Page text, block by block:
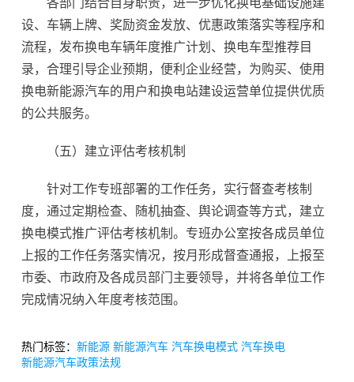
设、车辆上牌、奖励资金发放、优惠政策落实等程序和
流程，发布换电车辆年度推广计划、换电车型推荐目
录，合理引导企业预期，便利企业经营，为购买、使用
换电新能源汽车的用户和换电站建设运营单位提供优质
的公共服务。
（五）建立评估考核机制
针对工作专班部署的工作任务，实行督查考核制
度，通过定期检查、随机抽查、舆论调查等方式，建立
换电模式推广评估考核机制。专班办公室按各成员单位
上报的工作任务落实情况，按月形成督查通报，上报至
市委、市政府及各成员部门主要领导，并将各单位工作
完成情况纳入年度考核范围。
热门标签： 新能源 新能源汽车 汽车换电模式 汽车换电
新能源汽车政策法规